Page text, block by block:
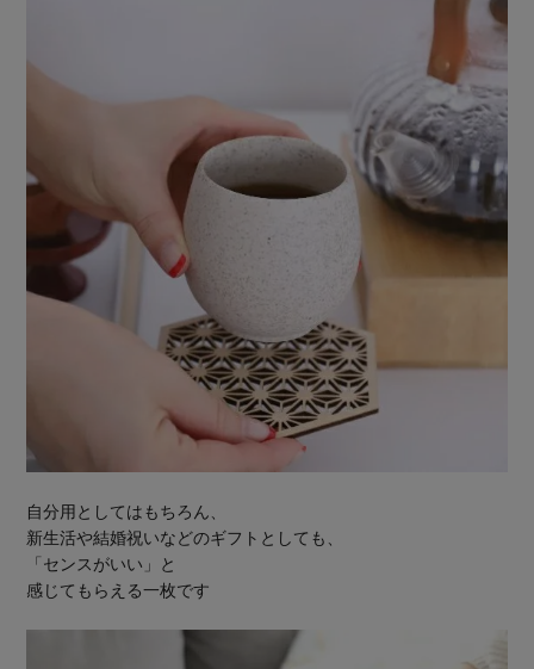
自分用としてはもちろん、
新生活や結婚祝いなどのギフトとしても、
「センスがいい」と
感じてもらえる一枚です